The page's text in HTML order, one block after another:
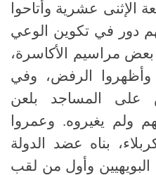
الإثنى عشرية وأتاحوا
دور في تكوين الوعي
مراسيم الأكاسرة،
وأظهروا الرفض، وفي
على المساجد بلعن
ولم يغيروه. وعمروا
بناه عضد الدولة
البويهيين وأول من لقب